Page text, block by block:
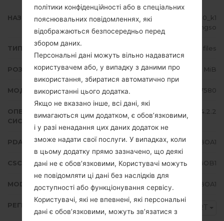
НАЗВА ФАЙЛУ
GT-S7580_PRT_1_20150213111520_k1
dytjmgso
ТИП ПРОШИВКИ 4 files
РОЗМІР ФАЙЛУ 706.58 MiB
МОДЕЛЬ Samsung GT-S7580
ОПЕРАЦІЙНА
СИСТЕМА
Android Jelly Bean 4.2.2
PDA/AP ВЕРСІЯ S7580XXUBOA1
CSC ВЕРСІЯ S7580PRTBOB1
MODEM/CP ВЕРСІЯ S7580XXUBOA1
РЕГІОН PRT
політики конфіденційності або в спеціальних
пояснювальних повідомленнях, які
відображаються безпосередньо перед
збором даних.
Персональні дані можуть вільно надаватися
користувачем або, у випадку з даними про
використання, збиратися автоматично при
використанні цього додатка.
Якщо не вказано інше, всі дані, які
вимагаються цим додатком, є обов’язковими,
і у разі ненадання цих даних додаток не
зможе надати свої послуги. У випадках, коли
в цьому додатку прямо зазначено, що деякі
дані не є обов’язковими, Користувачі можуть
не повідомляти ці дані без наслідків для
доступності або функціонування сервісу.
Користувачі, які не впевнені, які персональні
дані є обов’язковими, можуть зв’язатися з